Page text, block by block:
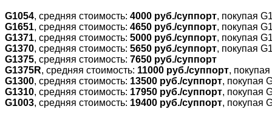
G1054, средняя стоимость: 4000 руб./суппорт, покупая
G1651, средняя стоимость: 4650 руб./суппорт, покупая
G1371, средняя стоимость: 5000 руб./суппорт, покупая
G1370, средняя стоимость: 5650 руб./суппорт, покупая
G1375, средняя стоимость: 7650 руб./суппорт
G1375R, средняя стоимость: 11000 руб./суппорт,
G1300, средняя стоимость: 13500 руб./суппорт, покупая
G1310, средняя стоимость: 17950 руб./суппорт, покупая
G1003, средняя стоимость: 19400 руб./суппорт, покупая